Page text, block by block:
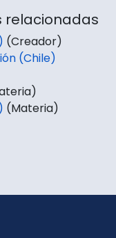
relacionadas
(Creador)
(Chile)
(Materia)